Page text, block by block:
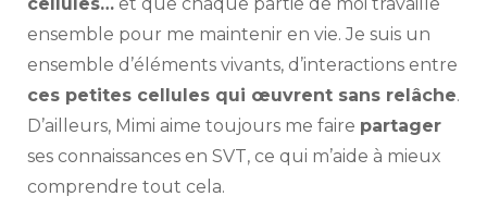
ensemble pour me maintenir en vie. Je suis un
ensemble d’éléments vivants, d’interactions entre
ces petites cellules qui œuvrent sans relâche.
D’ailleurs, Mimi aime toujours me faire partager
ses connaissances en SVT, ce qui m’aide à mieux
comprendre tout cela.